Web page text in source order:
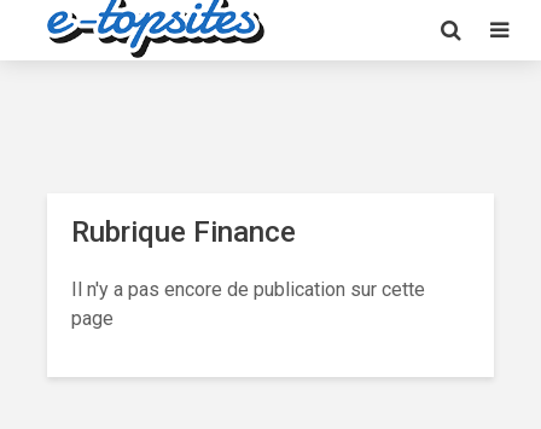
Rubrique Finance
Il n'y a pas encore de publication sur cette
page